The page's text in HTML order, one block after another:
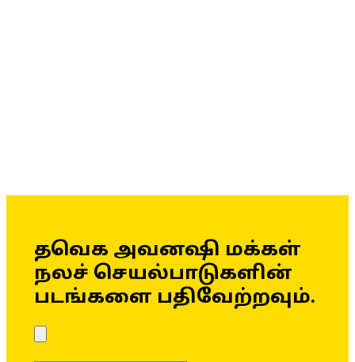
தவெக அவனஷி மக்கள்
நலச் செயல்பாடுகளின்
படங்களை பதிவேற்றவும்.